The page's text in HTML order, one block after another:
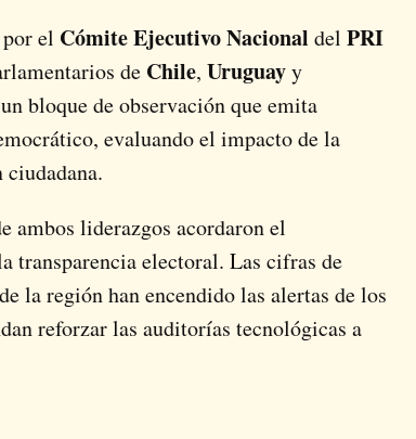
el Cómite Ejecutivo Nacional del PRI
de Chile, Uruguayy
bloque de observación que emita
evaluando el impacto de la
ambos liderazgos acordaron el
transparencia electoral. Las cifras de
la región han encendido las alertas de los
reforzar las auditorías tecnológicas a